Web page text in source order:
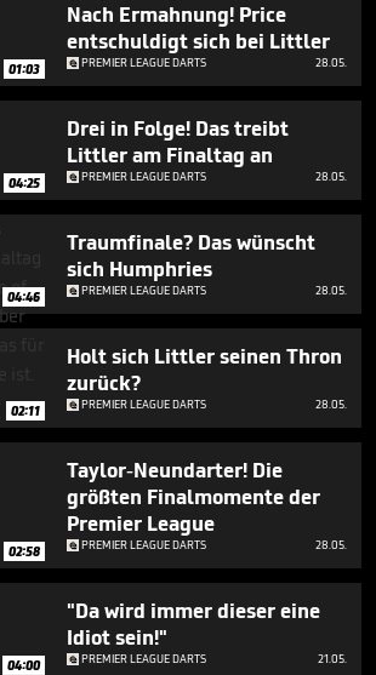
01:03
Nach Ermahnung! Price
entschuldigt sich bei Littler
PREMIER LEAGUE DARTS 28.05.
04:25
Drei in Folge! Das treibt
Littler am Finaltag an
PREMIER LEAGUE DARTS 28.05.
04:46
Traumfinale? Das wünscht
sich Humphries
PREMIER LEAGUE DARTS 28.05.
02:11
Holt sich Littler seinen Thron
zurück?
PREMIER LEAGUE DARTS 28.05.
02:58
Taylor-Neundarter! Die
größten Finalmomente der
Premier League
PREMIER LEAGUE DARTS 28.05.
04:00
"Da wird immer dieser eine
Idiot sein!"
PREMIER LEAGUE DARTS 21.05.